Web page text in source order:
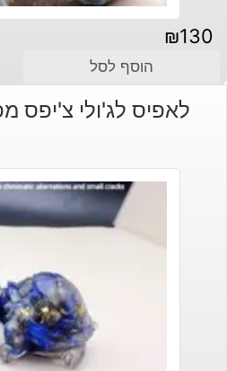
₪130
הוסף לסל
לאפיס לג'ולי צ'יפס